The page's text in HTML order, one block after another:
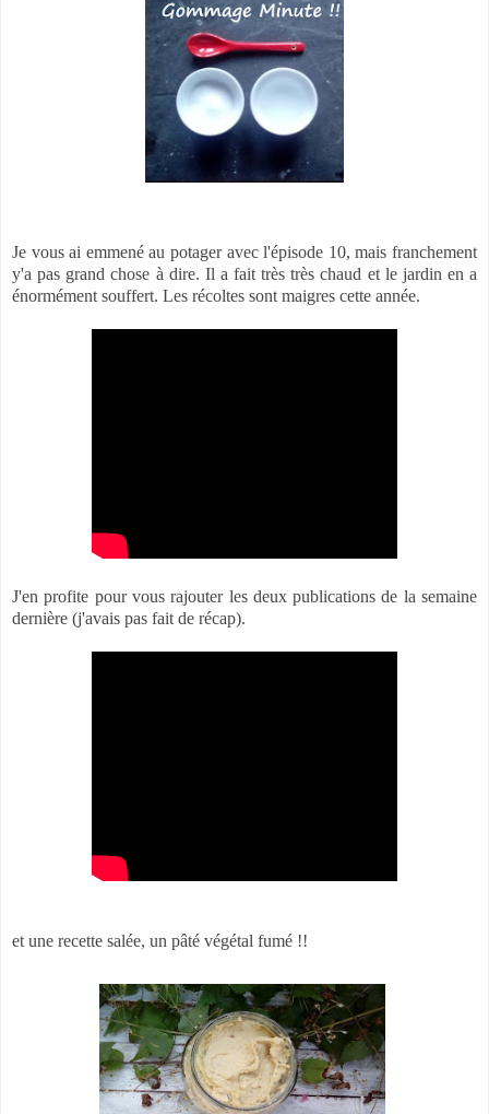
Je vous ai emmené au potager avec l'épisode 10, mais franchement
y'a pas grand chose à dire. Il a fait très très chaud et le jardin en a
énormément souffert. Les récoltes sont maigres cette année.
J'en profite pour vous rajouter les deux publications de la semaine
dernière (j'avais pas fait de récap).
et une recette salée, un pâté végétal fumé !!